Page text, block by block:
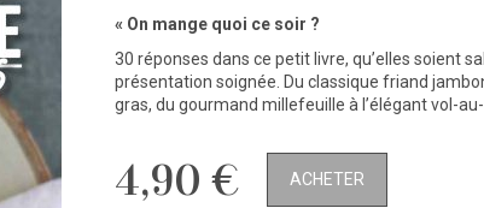
« On mange quoi ce soir ?
30 réponses dans ce petit livre, qu’elles soient
présentation soignée. Du classique friand
gras, du gourmand millefeuille à l’élégant vol-
4,90 € ACHETER